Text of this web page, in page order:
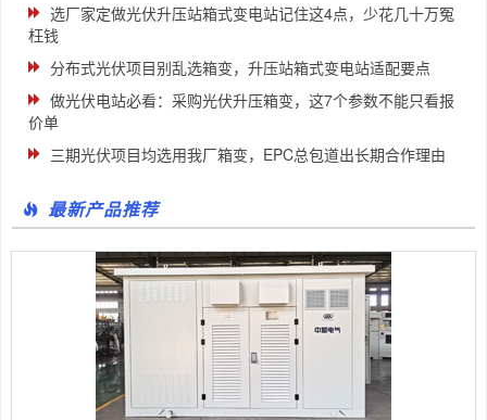
选厂家定做光伏升压站箱式变电站记住这4点，少花几十万冤
枉钱
分布式光伏项目别乱选箱变，升压站箱式变电站适配要点
做光伏电站必看：采购光伏升压箱变，这7个参数不能只看报
价单
三期光伏项目均选用我厂箱变，EPC总包道出长期合作理由
最新产品推荐